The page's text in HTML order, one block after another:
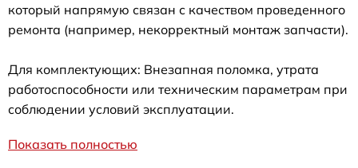
который напрямую связан с качеством проведенного
ремонта (например, некорректный монтаж запчасти).
Для комплектующих: Внезапная поломка, утрата
работоспособности или техническим параметрам при
соблюдении условий эксплуатации.
Показать полностью